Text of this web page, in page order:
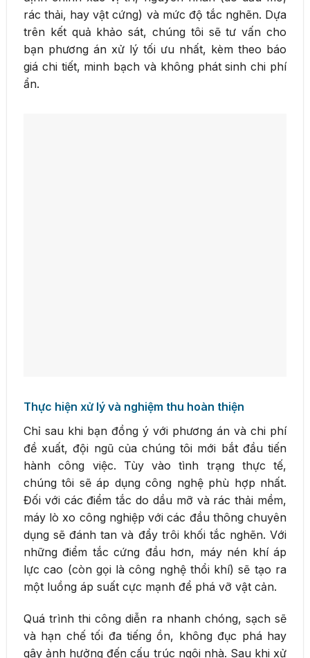
rác thải, hay vật cứng) và mức độ tắc nghẽn. Dựa
trên kết quả khảo sát, chúng tôi sẽ tư vấn cho
bạn phương án xử lý tối ưu nhất, kèm theo báo
giá chi tiết, minh bạch và không phát sinh chi phí
ẩn.
Thực hiện xử lý và nghiệm thu hoàn thiện
Chỉ sau khi bạn đồng ý với phương án và chi phí
đề xuất, đội ngũ của chúng tôi mới bắt đầu tiến
hành công việc. Tùy vào tình trạng thực tế,
chúng tôi sẽ áp dụng công nghệ phù hợp nhất.
Đối với các điểm tắc do dầu mỡ và rác thải mềm,
máy lò xo công nghiệp với các đầu thông chuyên
dụng sẽ đánh tan và đẩy trôi khối tắc nghẽn. Với
những điểm tắc cứng đầu hơn, máy nén khí áp
lực cao (còn gọi là công nghệ thổi khí) sẽ tạo ra
một luồng áp suất cực mạnh để phá vỡ vật cản.
Quá trình thi công diễn ra nhanh chóng, sạch sẽ
và hạn chế tối đa tiếng ồn, không đục phá hay
gây ảnh hưởng đến cấu trúc ngôi nhà. Sau khi xử